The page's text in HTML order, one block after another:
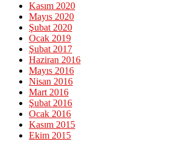
Kasım 2020
Mayıs 2020
Şubat 2020
Ocak 2019
Şubat 2017
Haziran 2016
Mayıs 2016
Nisan 2016
Mart 2016
Şubat 2016
Ocak 2016
Kasım 2015
Ekim 2015